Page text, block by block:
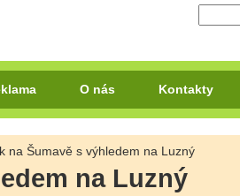
O nás Kontakty
na Šumavě s výhledem na Luzný
na Luzný